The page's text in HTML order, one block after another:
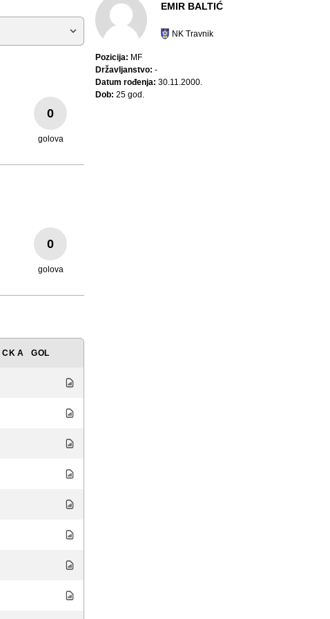
0
golova
0
golova
CK A GOL
EMIR BALTIĆ
NK Travnik
Pozicija: MF
Državljanstvo: -
Datum rođenja: 30.11.2000.
Dob: 25 god.